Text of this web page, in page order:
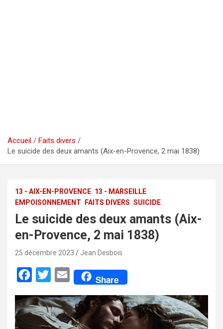
Accueil
Faits divers
Le suicide des deux amants (Aix-en-Provence, 2 mai 1838)
13 - AIX-EN-PROVENCE 13 - MARSEILLE
EMPOISONNEMENT
FAITS DIVERS SUICIDE
Le suicide des deux amants (Aix-
en-Provence, 2 mai 1838)
25 décembre 2023 Jean Desbois
c
i
t
E
a
i
Share